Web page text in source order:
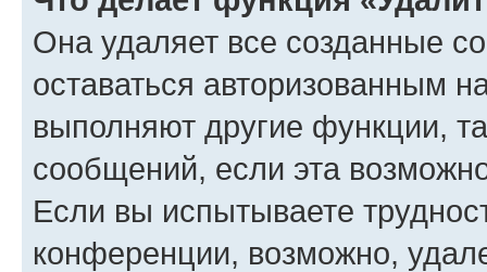
Она удаляет все созданные
оставаться авторизованным
выполняют другие функции,
сообщений, если эта
Если вы испытываете
конференции, возможно,